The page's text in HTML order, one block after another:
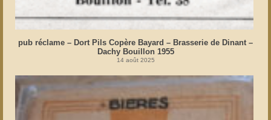
pub réclame – Dort Pils Copère Bayard – Brasserie de Dinant –
Dachy Bouillon 1955
14 août 2025